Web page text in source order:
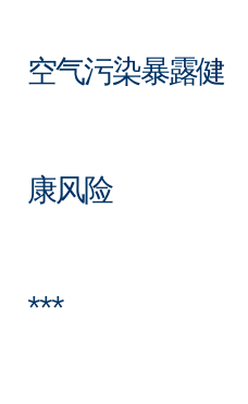
空气污染暴露健
康风险
***